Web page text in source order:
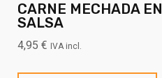
CARNE MECHADA EN
SALSA
4,95 € IVA incl.